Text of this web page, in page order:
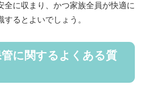
全に収まり、かつ家族全員が快適に
るとよいでしょう。
管に関するよくある質